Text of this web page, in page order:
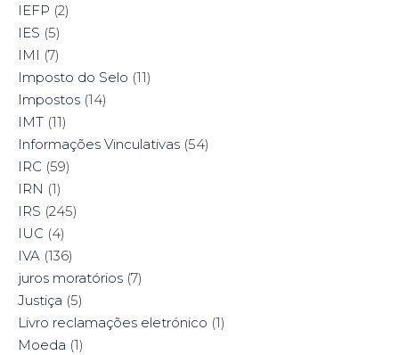
IEFP (2)
IES (5)
IMI (7)
Imposto do Selo (11)
Impostos (14)
IMT (11)
Informações Vinculativas (54)
IRC (59)
IRN (1)
IRS (245)
IUC (4)
IVA (136)
juros moratórios (7)
Justiça (5)
Livro reclamações eletrónico (1)
Moeda (1)